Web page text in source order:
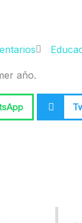
año.